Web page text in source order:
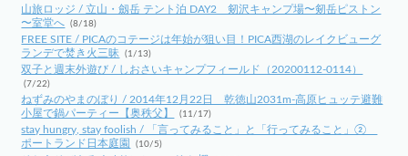
山旅ロッジ / 立山・劔岳 テント泊 DAY2 剱沢キャンプ場〜剱岳ピストン
〜室堂へ (8/18)
FREE SITE / PICAのコテージは年始が狙い目！PICA西湖のレイクビューグ
ランデで焚き火三昧
(1/13)
双子と週末外遊び / しおさいキャンプフィールド（20200112-0114）
(7/22)
ねずみのやまのぼり / 2014年12月22日 乾徳山2031m-高原ヒュッテ避難
小屋で鍋パーティー【奥秩父】
(11/17)
stay hungry, stay foolish / 「言ってみること」と「行ってみること」②
ポートランド日本庭園
(10/5)